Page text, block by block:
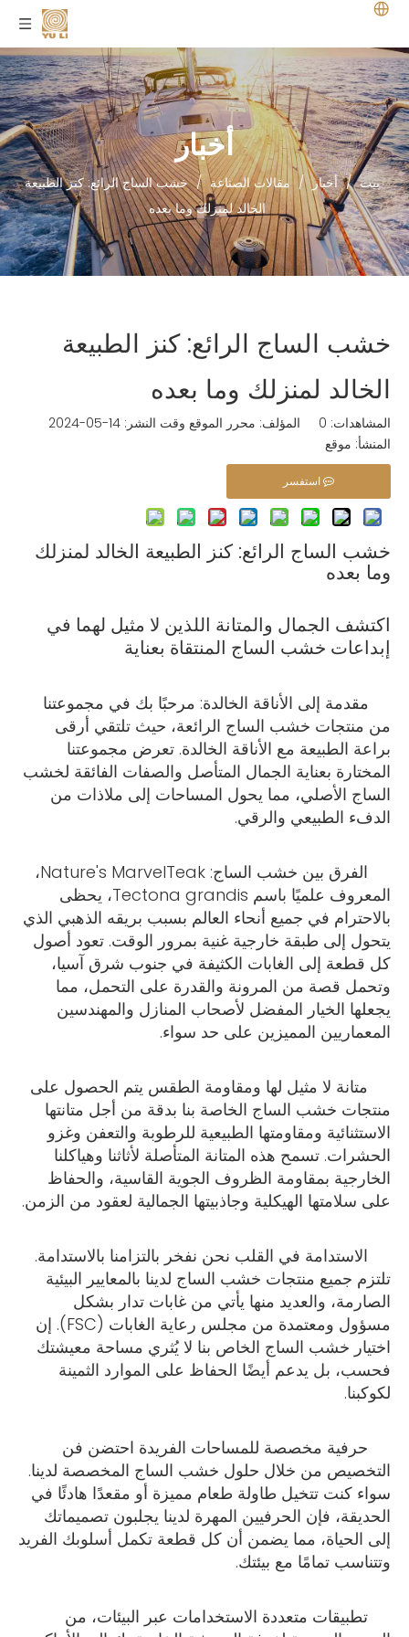
أخبار
بيت / أخبار / مقالات الصناعة / خشب الساج الرائع: كنز الطبيعة
الخالد لمنزلك وما بعده
خشب الساج الرائع: كنز الطبيعة
الخالد لمنزلك وما بعده
المشاهدات: 0
المؤلف: محرر الموقع وقت النشر: 14-05-2024
المنشأ: موقع
استفسر
خشب الساج الرائع: كنز الطبيعة الخالد لمنزلك
وما بعده
اكتشف الجمال والمتانة اللذين لا مثيل لهما في
إبداعات خشب الساج المنتقاة بعناية
مقدمة إلى الأناقة الخالدة: مرحبًا بك في مجموعتنا
من منتجات خشب الساج الرائعة، حيث تلتقي أرقى
براعة الطبيعة مع الأناقة الخالدة. تعرض مجموعتنا
المختارة بعناية الجمال المتأصل والصفات الفائقة لخشب
الساج الأصلي، مما يحول المساحات إلى ملاذات من
الدفء الطبيعي والرقي.
الفرق بين خشب الساج: Nature's MarvelTeak،
المعروف علميًا باسم Tectona grandis، يحظى
بالاحترام في جميع أنحاء العالم بسبب بريقه الذهبي الذي
يتحول إلى طبقة خارجية غنية بمرور الوقت. تعود أصول
كل قطعة إلى الغابات الكثيفة في جنوب شرق آسيا،
وتحمل قصة من المرونة والقدرة على التحمل، مما
يجعلها الخيار المفضل لأصحاب المنازل والمهندسين
المعماريين المميزين على حد سواء.
متانة لا مثيل لها ومقاومة الطقس يتم الحصول على
منتجات خشب الساج الخاصة بنا بدقة من أجل متانتها
الاستثنائية ومقاومتها الطبيعية للرطوبة والتعفن وغزو
الحشرات. تسمح هذه المتانة المتأصلة لأثاثنا وهياكلنا
الخارجية بمقاومة الظروف الجوية القاسية، والحفاظ
على سلامتها الهيكلية وجاذبيتها الجمالية لعقود من الزمن.
الاستدامة في القلب نحن نفخر بالتزامنا بالاستدامة.
تلتزم جميع منتجات خشب الساج لدينا بالمعايير البيئية
الصارمة، والعديد منها يأتي من غابات تدار بشكل
مسؤول ومعتمدة من مجلس رعاية الغابات (FSC). إن
اختيار خشب الساج الخاص بنا لا يُثري مساحة معيشتك
فحسب، بل يدعم أيضًا الحفاظ على الموارد الثمينة
لكوكبنا.
حرفية مخصصة للمساحات الفريدة احتضن فن
التخصيص من خلال حلول خشب الساج المخصصة لدينا.
سواء كنت تتخيل طاولة طعام مميزة أو مقعدًا هادئًا في
الحديقة، فإن الحرفيين المهرة لدينا يجلبون تصميماتك
إلى الحياة، مما يضمن أن كل قطعة تكمل أسلوبك الفريد
وتتناسب تمامًا مع بيئتك.
تطبيقات متعددة الاستخدامات عبر البيئات، من